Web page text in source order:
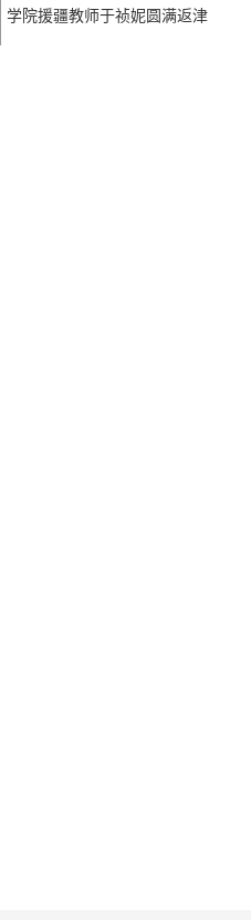
学院援疆教师于祯妮圆满返津